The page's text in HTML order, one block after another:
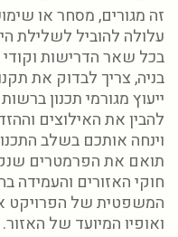
זה מגורים, מסחר או
עלולה להוביל לשלילת
בכל שאר הדרישות וקודי
בניה, צריך לבדוק את
ייעוץ מגורמי תכנון
להבין את האילוצים
וינחה אותכם בשלב
תואם את הפרמטרים
חוקי האזורים
המשפטית של הפרויקט
ואופיו המיועד של האזור.